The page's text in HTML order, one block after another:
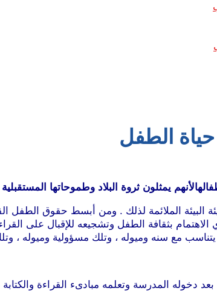
حياة الطفل
يمثلون ثروة البلاد وطموحاتها
البيئة الملائمة لذلك . ومن أبسط حقوق الطفل
بثقافة الطفل وتشجيعه للإقبال على
مع سنه وميوله ، وتلك مسؤولية وميوله ،
دخوله المدرسة وتعلمه مبادىء القراءة